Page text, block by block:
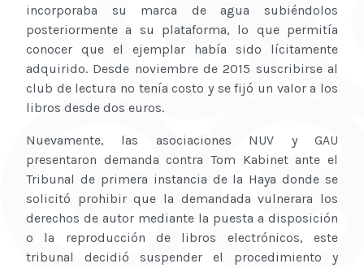
incorporaba su marca de agua subiéndolos
posteriormente a su plataforma, lo que permitía
conocer que el ejemplar había sido lícitamente
adquirido. Desde noviembre de 2015 suscribirse al
club de lectura no tenía costo y se fijó un valor a los
libros desde dos euros.
Nuevamente, las asociaciones NUV y GAU
presentaron demanda contra Tom Kabinet ante el
Tribunal de primera instancia de la Haya donde se
solicitó prohibir que la demandada vulnerara los
derechos de autor mediante la puesta a disposición
o la reproducción de libros electrónicos, este
tribunal decidió suspender el procedimiento y